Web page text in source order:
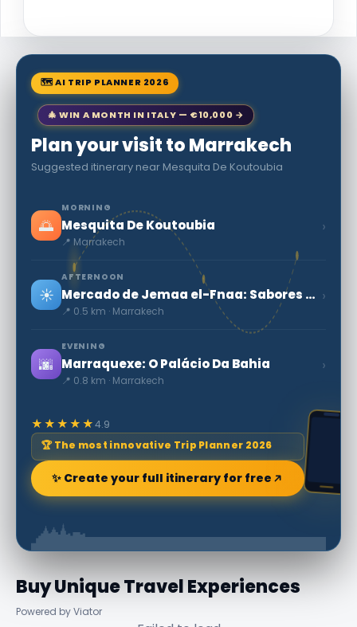
🗺 AI TRIP PLANNER 2026
🎄 WIN A MONTH IN ITALY — €10,000 →
Plan your visit to Marrakech
Suggested itinerary near Mesquita De Koutoubia
🌅
MORNING
Mesquita De Koutoubia
📍 Marrakech
›
☀️
AFTERNOON
Mercado de Jemaa el-Fnaa: Sabores e Sons de Marrocos
📍 0.5 km · Marrakech
›
🌆
EVENING
Marraquexe: O Palácio Da Bahia
📍 0.8 km · Marrakech
›
★★★★★4.9
🏆 The most innovative Trip Planner 2026
✨ Create your full itinerary for free
Buy Unique Travel Experiences
Powered by Viator